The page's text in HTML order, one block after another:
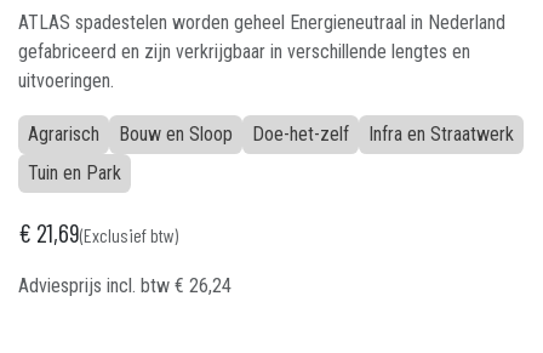
ATLAS spadestelen worden geheel Energieneutraal in Nederland
gefabriceerd en zijn verkrijgbaar in verschillende lengtes en
uitvoeringen.
Agrarisch Bouw en Sloop Doe-het-zelf
Infra en Straatwerk
Tuin en Park
€ 21,69(Exclusief btw)
Adviesprijs incl. btw € 26,24